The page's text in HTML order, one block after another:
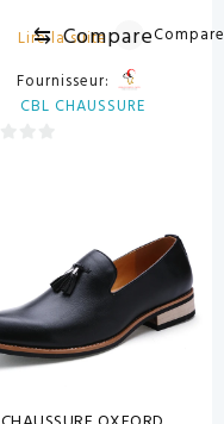
Lire la suite
⇆ Compare
Fournisseur:
CBL CHAUSSURE